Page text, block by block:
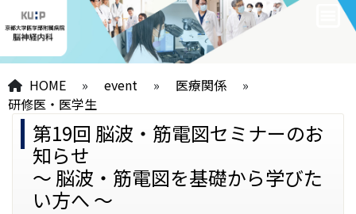
HOME » event » 医療関係
»
研修医・医学生
第19回 脳波・筋電図セミナーのお
知らせ
～ 脳波・筋電図を基礎から学びた
い方へ ～